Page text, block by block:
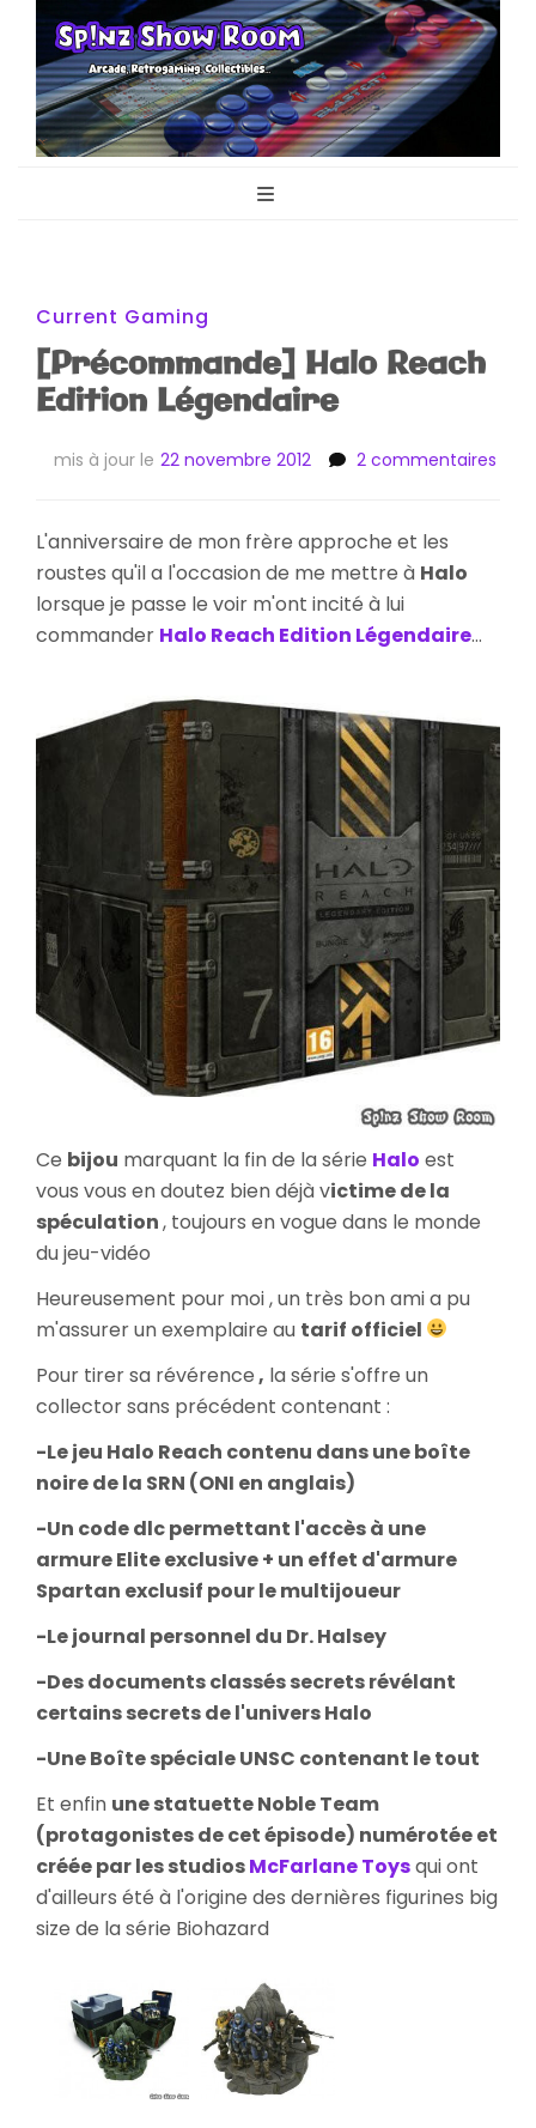
Sp!nz Show
Current Gaming
[Précommande] Halo Reach
Edition Légendaire
mis à jour le 22 novembre 2012 2 commentaires
L'anniversaire de mon frère approche et les
roustes qu'il a l'occasion de me mettre à Halo
lorsque je passe le voir m'ont incité à lui
commander Halo Reach Edition Légendaire...
Ce bijou marquant la fin de la série Halo est
vous vous en doutez bien déjà victime de la
spéculation, toujours en vogue dans le monde
du jeu-vidéo
Heureusement pour moi , un très bon ami a pu
m'assurer un exemplaire au tarif officiel
Pour tirer sa révérence, la série s'offre un
collector sans précédent contenant :
-Le jeu Halo Reach contenu dans une boîte
noire de la SRN (ONI en anglais)
-Un code dlc permettant l'accès à une
armure Elite exclusive + un effet d'armure
Spartan exclusif pour le multijoueur
-Le journal personnel du Dr. Halsey
-Des documents classés secrets révélant
certains secrets de l'univers Halo
-Une Boîte spéciale UNSC contenant le tout
Et enfin une statuette Noble Team
(protagonistes de cet épisode) numérotée et
créée par les studiosMcFarlane Toysqui ont
d'ailleurs été à l'origine des dernières figurines big
size de la série Biohazard